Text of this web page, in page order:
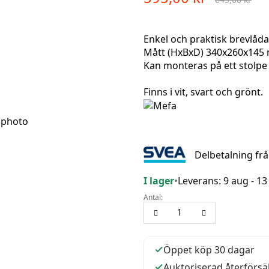
Enkel och praktisk
Mått (HxBxD) 340x260x145
Kan monteras på ett
Finns i vit, svart och grönt.
Delbetalning
I lager•Leverans: 9 aug -
Antal:
Öppet köp 30 dagar